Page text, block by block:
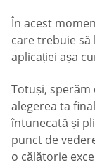
În acest
care trebuie
aplicației așa
Totuși, sperăm
alegerea ta
întunecată și
punct de
o călătorie